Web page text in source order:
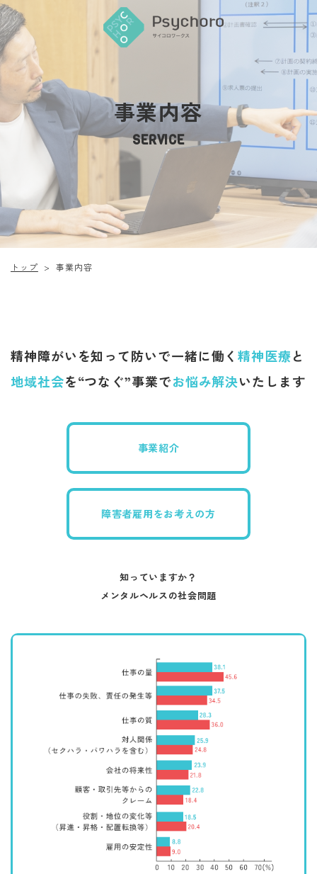
事業内容
SERVICE
トップ > 事業内容
精神障がいを知って防いで一緒に働く精神医療と
地域社会を“つなぐ”事業でお悩み解決いたします
事業紹介
障害者雇用をお考えの方
知っていますか？
​​​​​​​メンタルヘルスの社会問題